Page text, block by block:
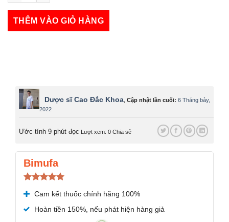
THÊM VÀO GIỎ HÀNG
Dược sĩ Cao Đắc Khoa Cập nhật lần cuối: 6 Tháng bảy,
2022
Ước tính 9 phút đọc Lượt xem: 0 Chia sẻ
Bimufa
Được xếp
hạng5.00
5 sao
Cam kết thuốc chính hãng 100%
Hoàn tiền 150%, nếu phát hiện hàng giả